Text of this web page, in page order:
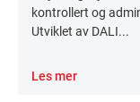
kontrollert og
Utviklet av DALI...
Les mer